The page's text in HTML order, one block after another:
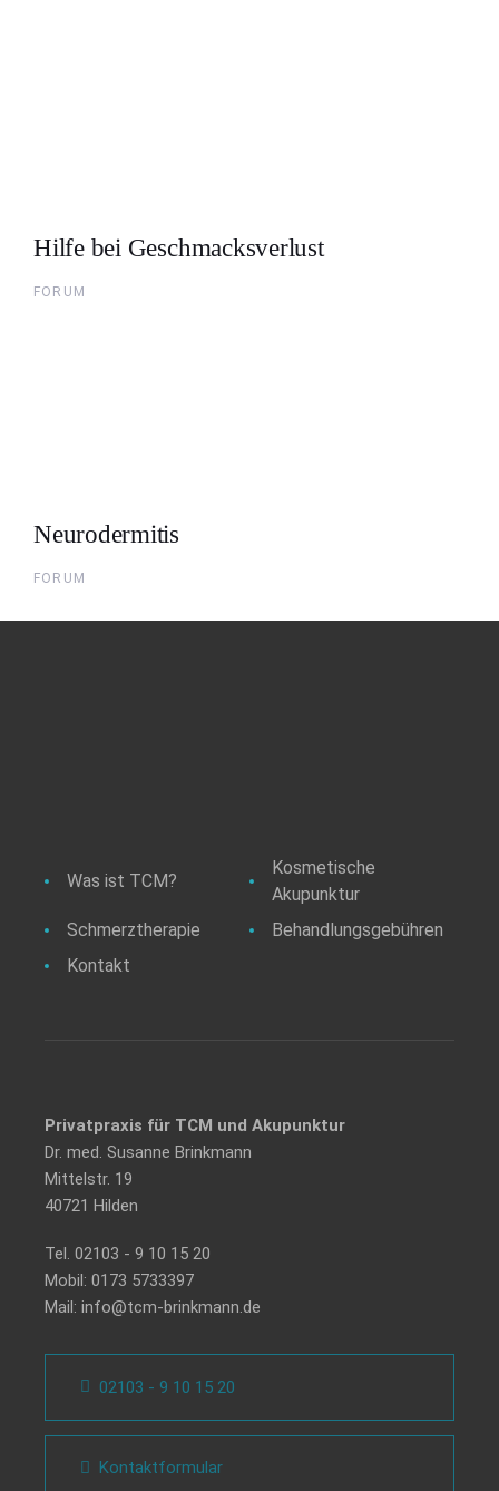
Hilfe bei Geschmacksverlust
FORUM
Neurodermitis
FORUM
Was ist TCM?
Kosmetische
Akupunktur
Schmerztherapie
Behandlungsgebühren
Kontakt
Privatpraxis für TCM und Akupunktur
Dr. med. Susanne Brinkmann
Mittelstr. 19
40721 Hilden
Tel. 02103 - 9 10 15 20
Mobil: 0173 5733397
Mail: info@tcm-brinkmann.de
02103 - 9 10 15 20
Kontaktformular